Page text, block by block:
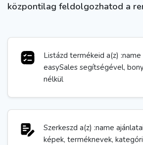
központilag feldolgozhatod a
Listázd termékeid a(z)
easySales segítségével,
nélkül
Szerkeszd a(z) :name
képek, terméknevek,